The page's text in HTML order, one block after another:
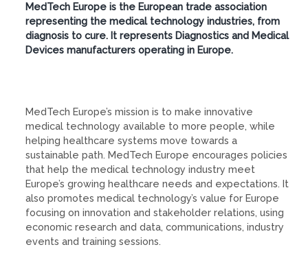
MedTech Europe is the European trade association
representing the medical technology industries, from
diagnosis to cure. It represents Diagnostics and Medical
Devices manufacturers operating in Europe.
MedTech Europe’s mission is to make innovative
medical technology available to more people, while
helping healthcare systems move towards a
sustainable path. MedTech Europe encourages policies
that help the medical technology industry meet
Europe’s growing healthcare needs and expectations. It
also promotes medical technology’s value for Europe
focusing on innovation and stakeholder relations, using
economic research and data, communications, industry
events and training sessions.